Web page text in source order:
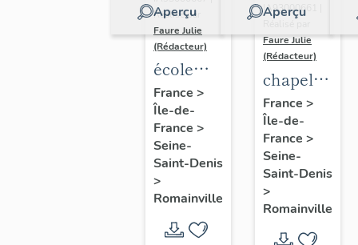
Aperçu
Réalisé par
Faure Julie
(Rédacteur)
école
maternelle
Danièle
Casanova
France >
Île-de-
France >
Seine-
Saint-Denis
>
Romainville
Aperçu
IA93000661 |
Faure Julie
(Rédacteur)
chapelle
Sainte-
Solange
France >
Île-de-
France >
Seine-
Saint-Denis
>
Romainville